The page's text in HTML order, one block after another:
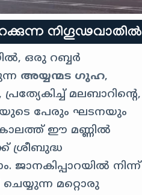
നിഗൂഢവാതിൽ
ഒരു റബ്ബർ
അയ്യന്മട ഗുഹ,
മലബാറിന്റെ,
പേരും ഘടനയും
ഈ മണ്ണിൽ
ശ്രീബുദ്ധ
നിന്ന്
ചെയ്യുന്ന മറ്റൊരു